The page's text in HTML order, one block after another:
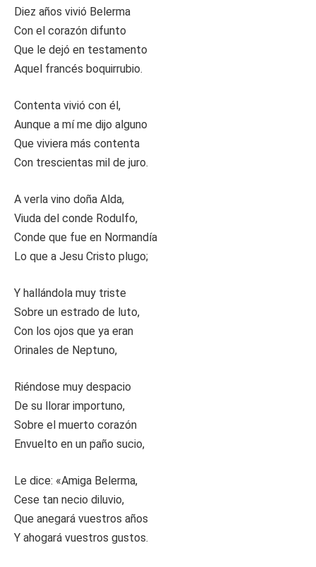
Diez años vivió Belerma
Con el corazón difunto
Que le dejó en testamento
Aquel francés boquirrubio.
Contenta vivió con él,
Aunque a mí me dijo alguno
Que viviera más contenta
Con trescientas mil de juro.
A verla vino doña Alda,
Viuda del conde Rodulfo,
Conde que fue en Normandía
Lo que a Jesu Cristo plugo;
Y hallándola muy triste
Sobre un estrado de luto,
Con los ojos que ya eran
Orinales de Neptuno,
Riéndose muy despacio
De su llorar importuno,
Sobre el muerto corazón
Envuelto en un paño sucio,
Le dice: «Amiga Belerma,
Cese tan necio diluvio,
Que anegará vuestros años
Y ahogará vuestros gustos.